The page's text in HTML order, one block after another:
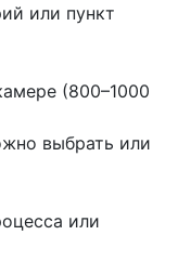
или пункт
(800–1000
выбрать или
или